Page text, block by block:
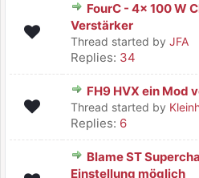
FourC - 4x 100 W
Verstärker
Thread started by JFA
Replies: 34
FH9 HVX ein Mod
Thread started by
Replies: 6
Blame ST
Einstellung möglich